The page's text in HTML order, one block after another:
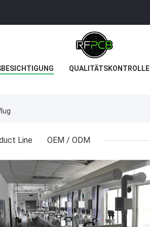
QUALITÄTSKONTROLLE
Line OEM / ODM